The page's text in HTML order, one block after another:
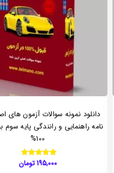
دانلود نمونه سوالات آزمون های
نامه راهنمایی و رانندگی پایه سوم
100%
نمره
5.00195,000 تومان